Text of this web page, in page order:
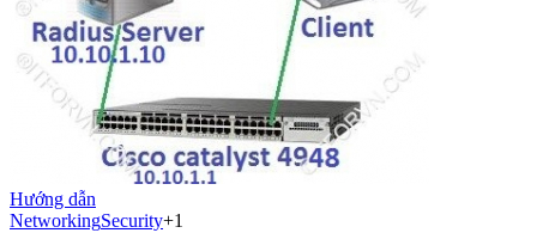
Hướng dẫn
NetworkingSecurity+1